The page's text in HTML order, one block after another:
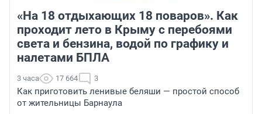
«На 18 отдыхающих 18 поваров». Как
проходит лето в Крыму с перебоями
света и бензина, водой по графику и
налетами БПЛА
3 часа 17 664 3
Как приготовить ленивые беляши — простой способ
от жительницы Барнаула